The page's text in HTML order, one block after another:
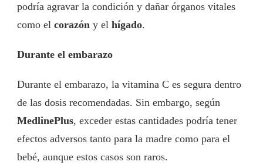
podría agravar la condición y dañar órganos vitales
como el corazón y el hígado.
Durante el embarazo
Durante el embarazo, la vitamina C es segura dentro
de las dosis recomendadas. Sin embargo, según
MedlinePlus, exceder estas cantidades podría tener
efectos adversos tanto para la madre como para el
bebé, aunque estos casos son raros.